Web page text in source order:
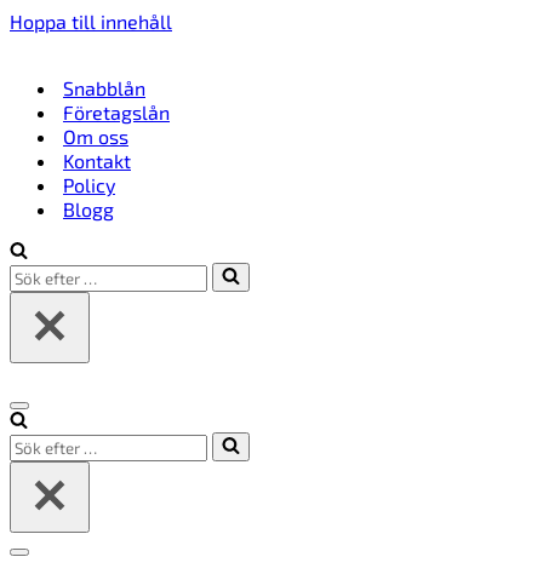
Hoppa till innehåll
Snabblån
Företagslån
Om oss
Kontakt
Policy
Blogg
Sök
efter
Navigeringsmeny
Sök
efter
Navigeringsmeny